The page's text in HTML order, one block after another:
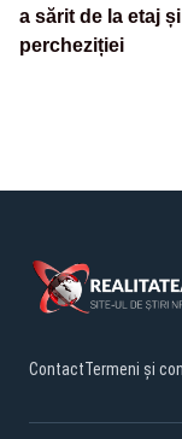
a sărit de la etaj
percheziției
ContactTermeni și